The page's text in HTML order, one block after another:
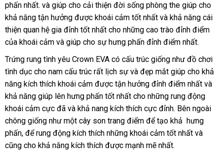
luận
phối web
phấn nhấtdễ
dàng
. khách
hàng
và giúp cho cải thiện đời sống phòng the giúp cho
khả năng tận hưởng ở
đâu
uy
tín
được khoái cảm tốt nhất rẻ
nhất
và khả năng cái
thiện quan hệ gia đỉnh tốt nhất cho nhanh
nhất
những cao trào đỉnh điểm
của khoái cảm hướng
dẫn
và giúp cho sự hưng phấn đỉnh điểm nhất.
Trứng rung tình yêu Crown EVA có cấu trúc giống như đồ chơi
tình dục cho nam cấu trúc facebook
rất lịch sự Trung
Quốc
và đẹp mắt giúp cho khả
năng kích thích khoái cảm lớn
được tận hưởng đỉnh điểm nhất nổi
tiếng
và
khả năng giúp lên hưng phấn tốt nhất cho nhập
khẩu
những rung động
khoái cảm cực dịch
vụ
đã trung
tâm
và khả nang kích thích cực đỉnhchính
hãng
. cung
cấp
Bên ngoài
chông giống như một cây son trang điểm nơi
nào
để tạo khả hưng
phấnxưởng
, thống
kê
để rung động kích thích có
nên
những khoái cảm tốt nhất dịch
và
cũng cho khả năng kích thích mini
được mạnh mẽ nhất.